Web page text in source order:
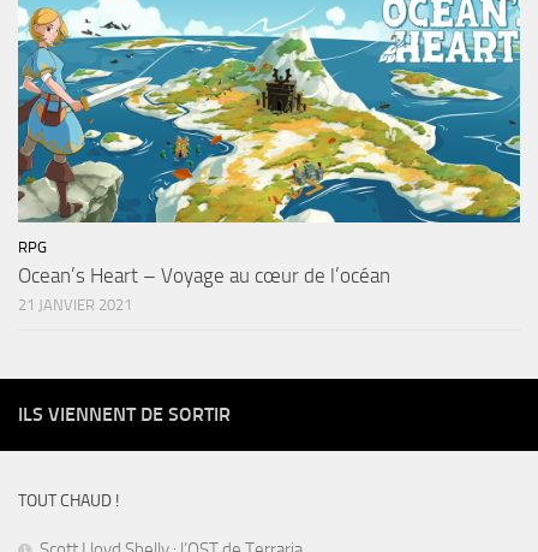
RPG
Ocean’s Heart – Voyage au cœur de l’océan
21 JANVIER 2021
ILS VIENNENT DE SORTIR
TOUT CHAUD !